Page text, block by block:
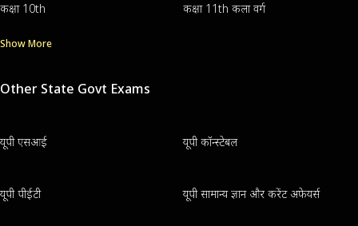
कक्षा 10th कक्षा 11th कला वर्ग
Show More
Other State Govt Exams
यूपी एसआई यूपी कॉन्स्टेबल
यूपी पीईटी यूपी सामान्य ज्ञान और करेंट अफेयर्स